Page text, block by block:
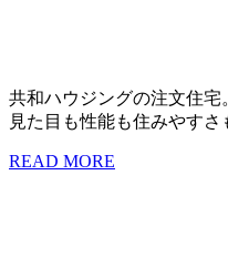
共和ハウジングの注文住宅
見た目も性能も住みやすさ
READ MORE